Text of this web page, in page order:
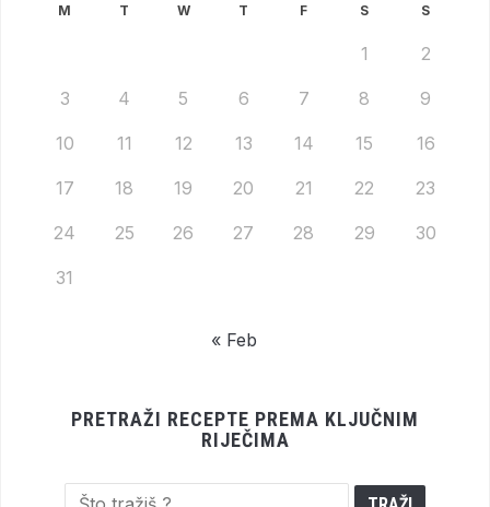
M T W T F S S
1 2
3 4 5 6 7 8 9
10 11 12 13 14 15 16
17 18 19 20 21 22 23
24 25 26 27 28 29 30
31
« Feb
PRETRAŽI RECEPTE PREMA KLJUČNIM
RIJEČIMA